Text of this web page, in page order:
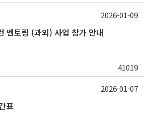
멘토링 (과외) 사업 참가 안내
41019
2026-01-09
표
2026-01-07